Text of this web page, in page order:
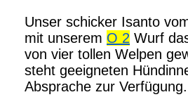
Unser schicker Isanto
mit unserem O 2 Wurf
von vier tollen Welpen
steht geeigneten
Absprache zur Verfügung.